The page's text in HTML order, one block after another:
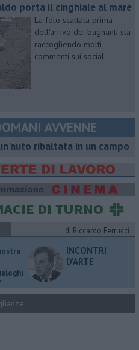
porta il cinghiale al mare
La foto scattata prima
dell'arrivo dei bagnanti sta
raccogliendo molti
commenti sui social
AVVENNE
ribaltata in un campo
di Riccardo Ferrucci
INCONTRI
D'ARTE